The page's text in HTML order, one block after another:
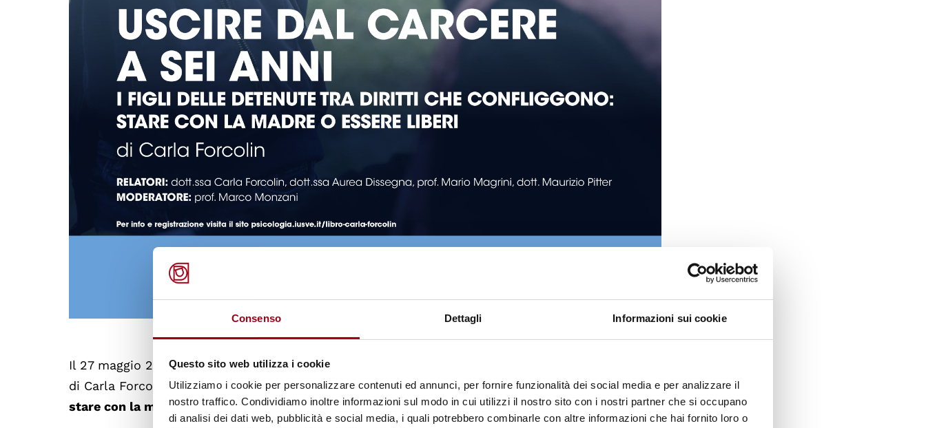
Consenso Dettagli Informazioni sui cookie
Questo sito web utilizza i cookie
Utilizziamo i cookie per personalizzare contenuti ed annunci, per fornire funzionalità dei social media e per analizzare il
nostro traffico. Condividiamo inoltre informazioni sul modo in cui utilizzi il nostro sito con i nostri partner che si occupano
di analisi dei dati web, pubblicità e social media, i quali potrebbero combinarle con altre informazioni che hai fornito loro o
Il 27 maggio 2021, dalle 14.30 alle 16.30, sulla piattaforma Zoom si terrà la presentazione del libro
di Carla Forcolin, “Uscire dal carcere a sei anni. I figli delle detenute tra diritti che confliggono:
stare con la madre o essere liberi”.